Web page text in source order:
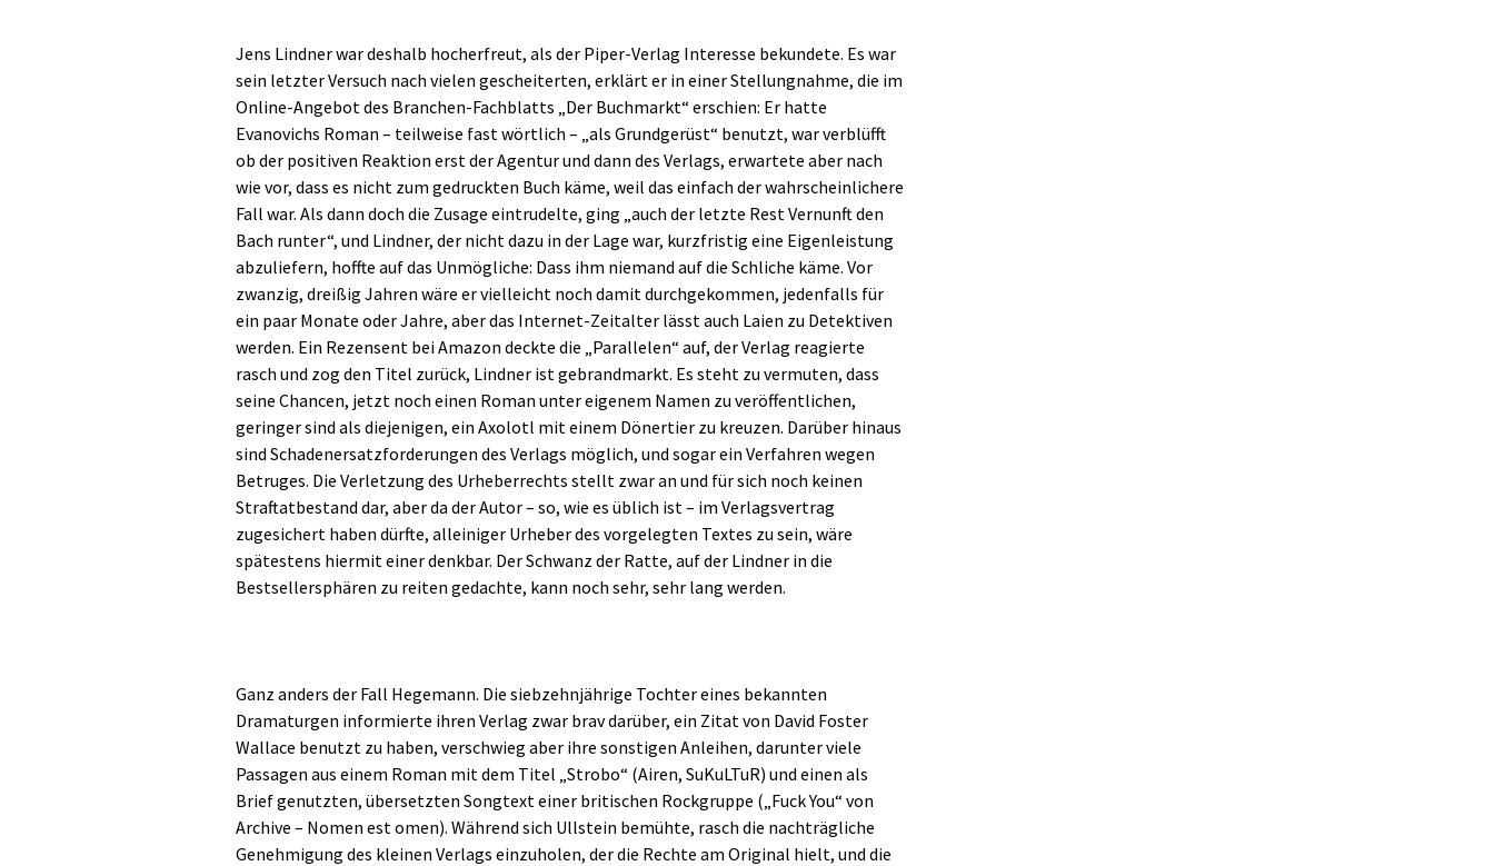
Jens Lindner war deshalb hocherfreut, als der Piper-Verlag Interesse bekundete. Es war
sein letzter Versuch nach vielen gescheiterten, erklärt er in einer Stellungnahme, die im
Online-Angebot des Branchen-Fachblatts „Der Buchmarkt“ erschien: Er hatte
Evanovichs Roman – teilweise fast wörtlich – „als Grundgerüst“ benutzt, war verblüfft
ob der positiven Reaktion erst der Agentur und dann des Verlags, erwartete aber nach
wie vor, dass es nicht zum gedruckten Buch käme, weil das einfach der wahrscheinlichere
Fall war. Als dann doch die Zusage eintrudelte, ging „auch der letzte Rest Vernunft den
Bach runter“, und Lindner, der nicht dazu in der Lage war, kurzfristig eine Eigenleistung
abzuliefern, hoffte auf das Unmögliche: Dass ihm niemand auf die Schliche käme. Vor
zwanzig, dreißig Jahren wäre er vielleicht noch damit durchgekommen, jedenfalls für
ein paar Monate oder Jahre, aber das Internet-Zeitalter lässt auch Laien zu Detektiven
werden. Ein Rezensent bei Amazon deckte die „Parallelen“ auf, der Verlag reagierte
rasch und zog den Titel zurück, Lindner ist gebrandmarkt. Es steht zu vermuten, dass
seine Chancen, jetzt noch einen Roman unter eigenem Namen zu veröffentlichen,
geringer sind als diejenigen, ein Axolotl mit einem Dönertier zu kreuzen. Darüber hinaus
sind Schadenersatzforderungen des Verlags möglich, und sogar ein Verfahren wegen
Betruges. Die Verletzung des Urheberrechts stellt zwar an und für sich noch keinen
Straftatbestand dar, aber da der Autor – so, wie es üblich ist – im Verlagsvertrag
zugesichert haben dürfte, alleiniger Urheber des vorgelegten Textes zu sein, wäre
spätestens hiermit einer denkbar. Der Schwanz der Ratte, auf der Lindner in die
Bestsellersphären zu reiten gedachte, kann noch sehr, sehr lang werden.
Ganz anders der Fall Hegemann. Die siebzehnjährige Tochter eines bekannten
Dramaturgen informierte ihren Verlag zwar brav darüber, ein Zitat von David Foster
Wallace benutzt zu haben, verschwieg aber ihre sonstigen Anleihen, darunter viele
Passagen aus einem Roman mit dem Titel „Strobo“ (Airen, SuKuLTuR) und einen als
Brief genutzten, übersetzten Songtext einer britischen Rockgruppe („Fuck You“ von
Archive – Nomen est omen). Während sich Ullstein bemühte, rasch die nachträgliche
Genehmigung des kleinen Verlags einzuholen, der die Rechte am Original hielt, und die